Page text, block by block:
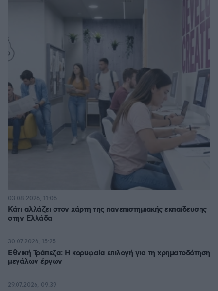
Κάτι αλλάζει στον χάρτη της πανεπιστημιακής εκπαίδευσης
στην Ελλάδα
03.08.2026, 11:06
Εθνική Τράπεζα: Η κορυφαία επιλογή για τη χρηματοδότηση
μεγάλων έργων
30.07.2026, 15:25
29.07.2026, 09:39